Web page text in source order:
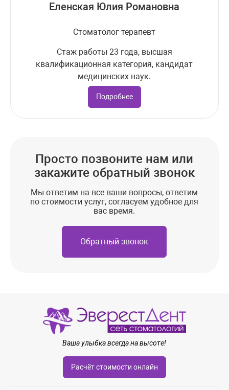
Еленская Юлия Романовна
Стоматолог-терапевт
Стаж работы 23 года, высшая
квалификационная категория, кандидат
медицинских наук.
Подробнее
Просто позвоните нам или
закажите обратный звонок
Мы ответим на все ваши вопросы, ответим
по стоимости услуг, согласуем удобное для
вас время.
Обратный звонок
Ваша улыбка всегда на высоте!
Расчёт стоимости онлайн